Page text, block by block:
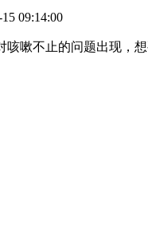
09:14:00
咳嗽不止的问题出现，